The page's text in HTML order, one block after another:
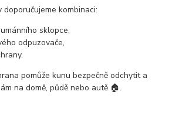
kombinaci:
sklopce,
odpuzovače,
pomůže kunu bezpečně odchytit a
na domě, půdě nebo autě 🏠.